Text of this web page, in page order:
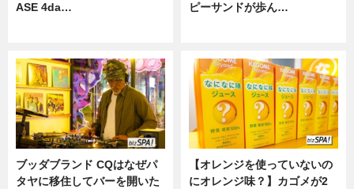
ASE 4da…
ピーサンドが歩ん…
ブッダブランド CQはなぜパ
タヤに移住してバーを開いた
【オレンジを使っていないの
にオレンジ味？】カゴメが2